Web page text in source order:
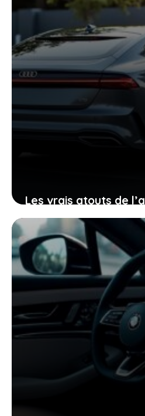
Les vrais atouts de
pour ceux qui
l’électrique
27 mai 2026